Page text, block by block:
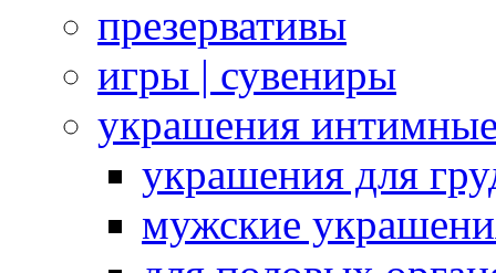
презервативы
игры | сувениры
украшения
украшения для
мужские